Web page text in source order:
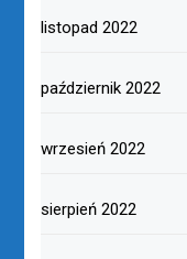
listopad 2022
październik 2022
wrzesień 2022
sierpień 2022